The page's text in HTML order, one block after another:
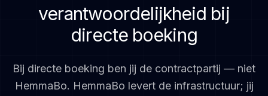
verantwoordelijkheid bij
directe boeking
Bij directe boeking ben jij de contractpartij — niet
HemmaBo. HemmaBo levert de infrastructuur; jij